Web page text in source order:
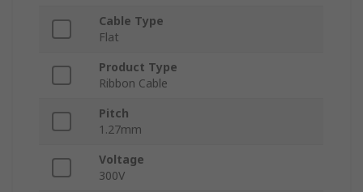
Cable Type
Flat
Product Type
Ribbon Cable
Pitch
1.27mm
Voltage
300V